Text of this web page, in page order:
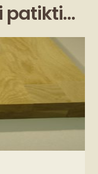
patikti…